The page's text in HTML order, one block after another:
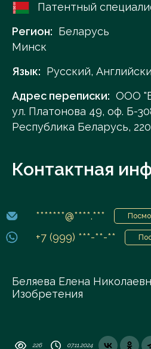
Патентный
Регион: Беларусь
Минск
Язык: Русский,
Адрес переписки: ООО
ул. Платонова 49, оф. Б-
Республика Беларусь,
Контактная
*******@****.***
+7 (999) ***-**-**
Беляева Елена
Изобретения
226 07.11.2024